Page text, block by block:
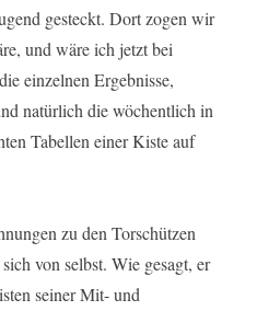
gesteckt. Dort zogen wir
und wäre ich jetzt bei
einzelnen Ergebnisse,
natürlich die wöchentlich in
Tabellen einer Kiste auf
zu den Torschützen
von selbst. Wie gesagt, er
seiner Mit- und